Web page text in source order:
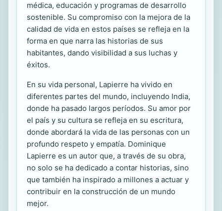
médica, educación y programas de desarrollo
sostenible. Su compromiso con la mejora de la
calidad de vida en estos países se refleja en la
forma en que narra las historias de sus
habitantes, dando visibilidad a sus luchas y
éxitos.
En su vida personal, Lapierre ha vivido en
diferentes partes del mundo, incluyendo India,
donde ha pasado largos períodos. Su amor por
el país y su cultura se refleja en su escritura,
donde abordará la vida de las personas con un
profundo respeto y empatía. Dominique
Lapierre es un autor que, a través de su obra,
no solo se ha dedicado a contar historias, sino
que también ha inspirado a millones a actuar y
contribuir en la construcción de un mundo
mejor.